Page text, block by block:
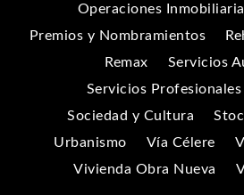
Operaciones
Premios y Nombramientos
Remax
Servicios
Servicios Profesionales
Sociedad y Cultura
Urbanismo
Vía Célere
Vivienda Obra Nueva